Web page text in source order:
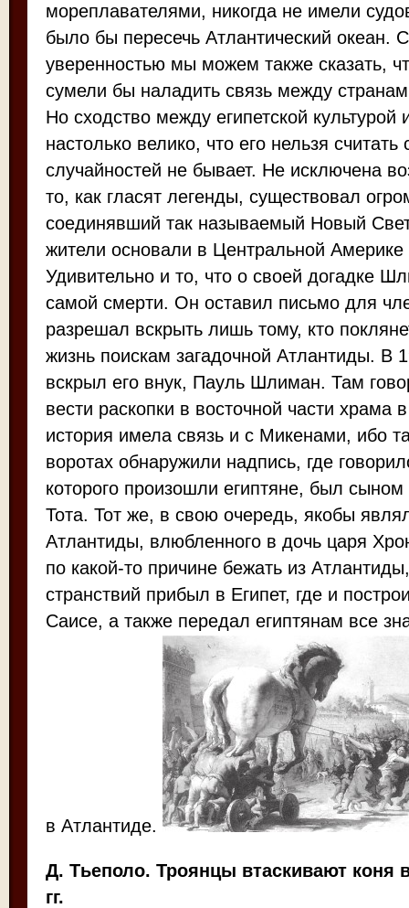
мореплавателями, никогда не имели
было бы пересечь Атлантический океан.
уверенностью мы можем также сказать,
сумели бы наладить связь между
Но сходство между египетской культурой
настолько велико, что его нельзя
случайностей не бывает. Не исключена
то, как гласят легенды, существовал
соединявший так называемый Новый
жители основали в Центральной Америке
Удивительно и то, что о своей догадке
самой смерти. Он оставил письмо для
разрешал вскрыть лишь тому, кто
жизнь поискам загадочной Атлантиды. В
вскрыл его внук, Пауль Шлиман. Там
вести раскопки в восточной части храма
история имела связь и с Микенами, ибо
воротах обнаружили надпись, где
которого произошли египтяне, был сыном
Тота. Тот же, в свою очередь, якобы
Атлантиды, влюбленного в дочь царя
по какой-то причине бежать из
странствий прибыл в Египет, где и
Саисе, а также передал египтянам все
в Атлантиде.
Д. Тьеполо. Троянцы втаскивают коня
гг.